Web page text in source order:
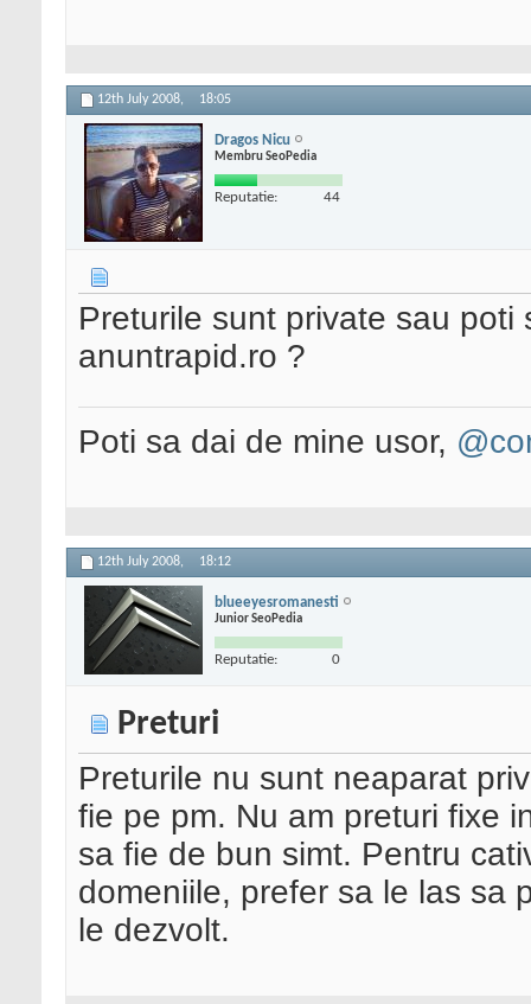
12th July 2008, 18:05
Dragos Nicu
Membru SeoPedia
Reputatie: 44
Preturile sunt private sau
anuntrapid.ro ?
Poti sa dai de mine usor,
12th July 2008, 18:12
blueeyesromanesti
Junior SeoPedia
Reputatie: 0
Preturi
Preturile nu sunt neaparat
fie pe pm. Nu am preturi fixe
sa fie de bun simt. Pentru
domeniile, prefer sa le las sa
le dezvolt.